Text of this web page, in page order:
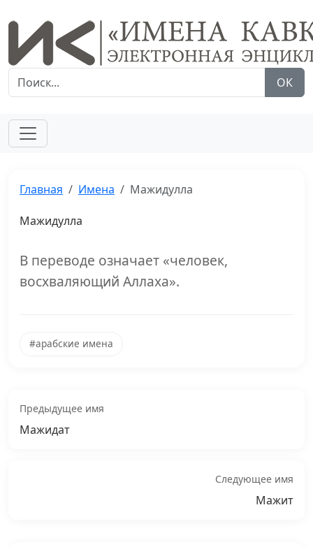
ОК
Главная Имена Мажидулла
Мажидулла
В переводе означает «человек,
восхваляющий Аллаха».
#арабские имена
Предыдущее имя
Мажидат
Следующее имя
Мажит